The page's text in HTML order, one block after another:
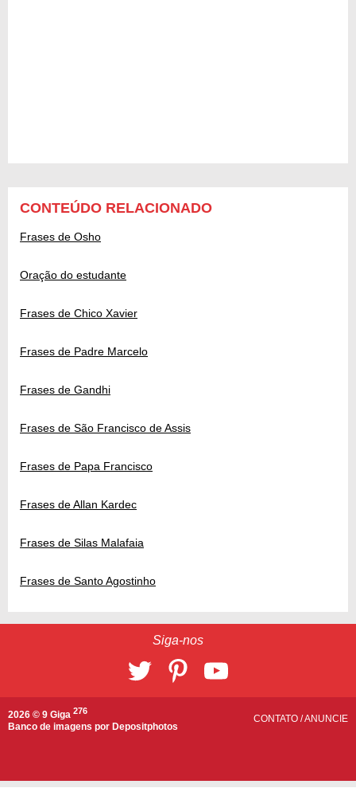
CONTEÚDO RELACIONADO
Frases de Osho
Oração do estudante
Frases de Chico Xavier
Frases de Padre Marcelo
Frases de Gandhi
Frases de São Francisco de Assis
Frases de Papa Francisco
Frases de Allan Kardec
Frases de Silas Malafaia
Frases de Santo Agostinho
Siga-nos
2026 © 9 Giga 276
Banco de imagens por Depositphotos
CONTATO /ANUNCIE